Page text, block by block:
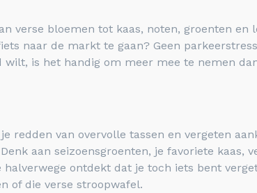
verse bloemen tot kaas, noten, groenten en
naar de markt te gaan? Geen
is het handig om meer mee te nemen
redden van overvolle tassen en vergeten
aan seizoensgroenten, je favoriete kaas,
ontdekt dat je toch iets bent
of die verse stroopwafel.